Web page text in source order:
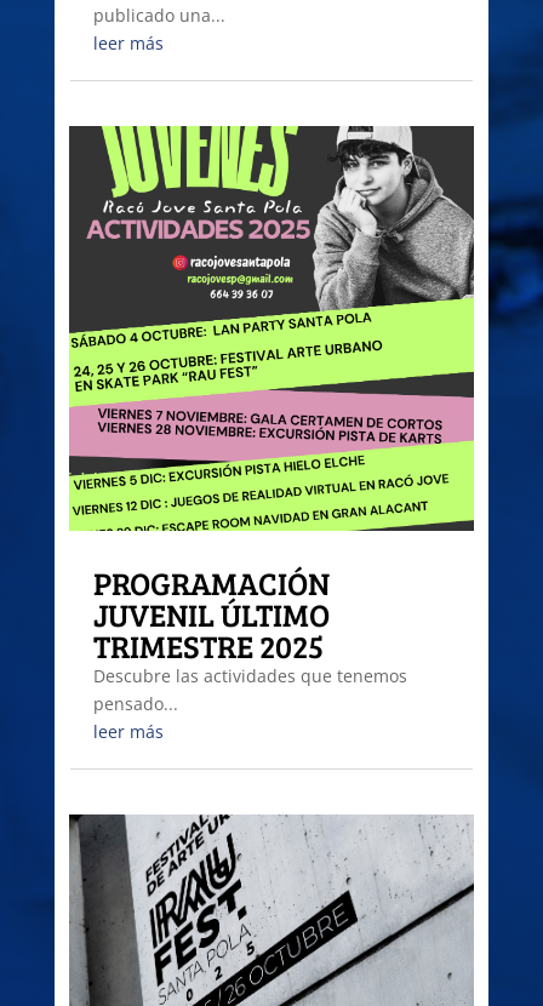
publicado una...
leer más
PROGRAMACIÓN
JUVENIL ÚLTIMO
TRIMESTRE 2025
Descubre las actividades que tenemos
pensado...
leer más